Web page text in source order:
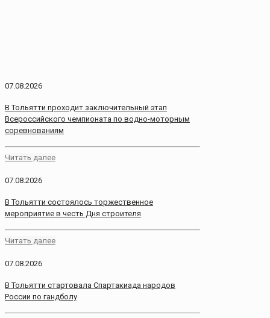
07.08.2026
В Тольятти проходит заключительный этап
Всероссийского чемпионата по водно-моторным
соревнованиям
Читать далее
07.08.2026
В Тольятти состоялось торжественное
мероприятие в честь Дня строителя
Читать далее
07.08.2026
В Тольятти стартовала Спартакиада народов
России по гандболу